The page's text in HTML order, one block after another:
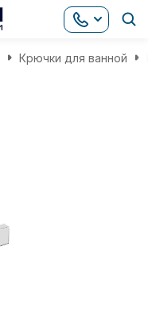
Крючки для ванной